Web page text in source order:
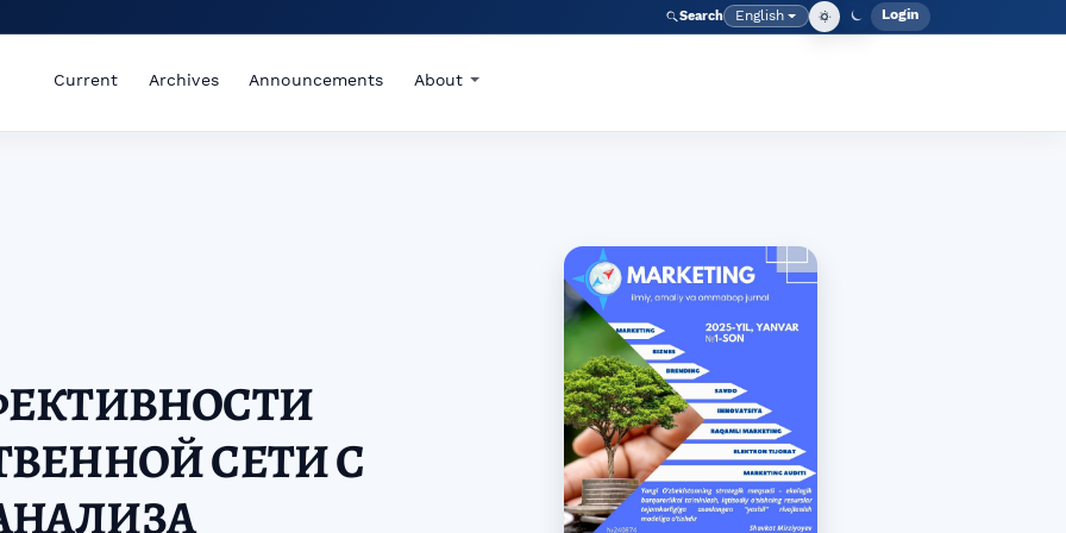
Search Language
English Admin
Login
Current Archives Announcements About
СЕТИ С